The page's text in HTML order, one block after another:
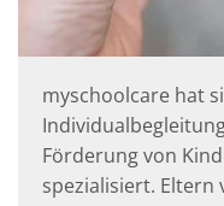
myschoolcare hat
Förderung von
spezialisiert. Eltern